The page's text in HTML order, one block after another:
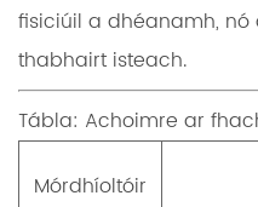
fisiciúil a dhéanamh,
thabhairt isteach.
Tábla: Achoimre ar
Mórdhíoltóir